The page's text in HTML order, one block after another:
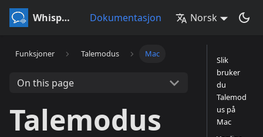
Whisperr Dokumentasjon Norsk
Funksjoner Talemodus Mac
On this page
Talemodus
Slik
bruker
du
Talemod
us på
Mac